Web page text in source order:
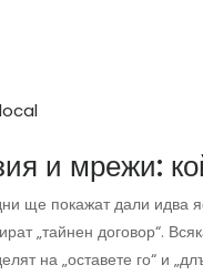
и мрежи:
ще покажат дали идва
„тайнен договор“.
на „оставете го“ и